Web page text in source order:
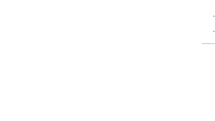
·
·